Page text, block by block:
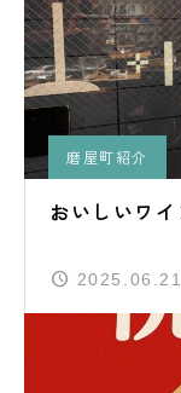
磨屋町紹介
おいしいワ
2025.06.21